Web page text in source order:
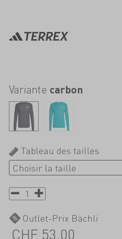
Variante carbon
Tableau des tailles
Outlet-Prix Bächli
CHF 53.00